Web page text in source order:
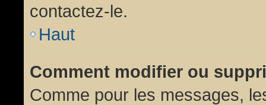
contactez-le.
Haut
Comment modifier ou
Comme pour les messages,